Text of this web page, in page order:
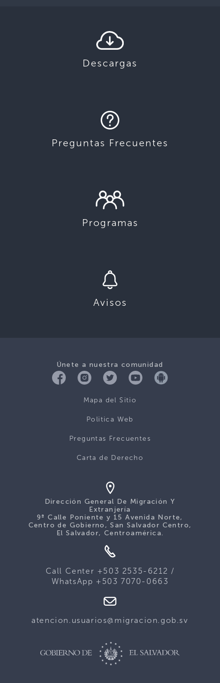
Descargas
Preguntas Frecuentes
Programas
Avisos
Únete a nuestra comunidad
Mapa del Sitio
Politica Web
Preguntas Frecuentes
Carta de Derecho
Dirección General De Migración Y
Extranjería
9ª Calle Poniente y 15 Avenida Norte,
Centro de Gobierno, San Salvador Centro,
El Salvador, Centroamérica.
Call Center +503 2535-6212 /
WhatsApp +503 7070-0663
atencion.usuarios@migracion.gob.sv